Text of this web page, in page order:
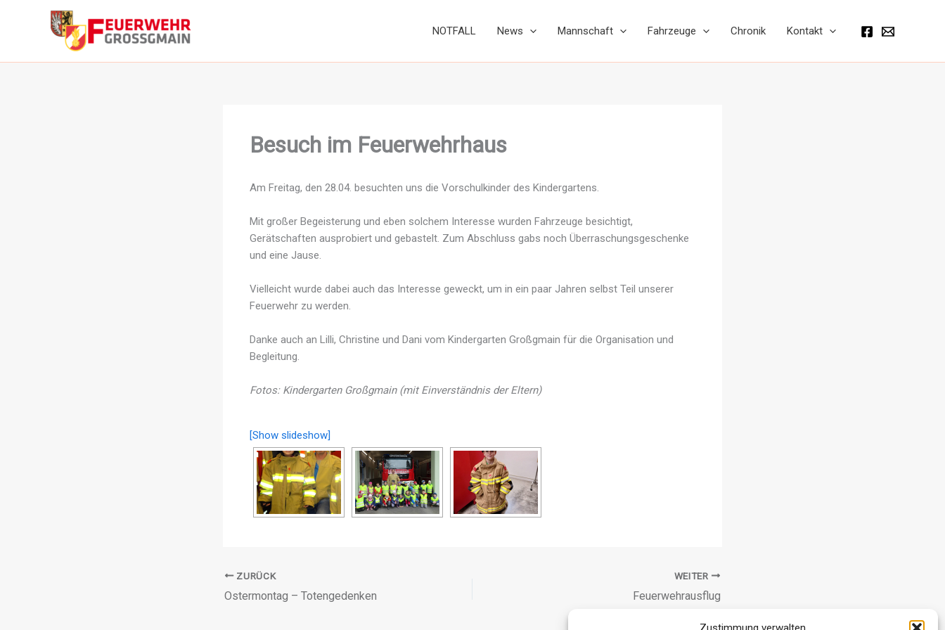
NOTFALL News Mannschaft Fahrzeuge Chronik Kontakt
Besuch im Feuerwehrhaus
Am Freitag, den 28.04. besuchten uns die Vorschulkinder des Kindergartens.
Mit großer Begeisterung und eben solchem Interesse wurden Fahrzeuge besichtigt,
Gerätschaften ausprobiert und gebastelt. Zum Abschluss gabs noch Überraschungsgeschenke
und eine Jause.
Vielleicht wurde dabei auch das Interesse geweckt, um in ein paar Jahren selbst Teil unserer
Feuerwehr zu werden.
Danke auch an Lilli, Christine und Dani vom Kindergarten Großgmain für die Organisation und
Begleitung.
Fotos: Kindergarten Großgmain (mit Einverständnis der Eltern)
[Show slideshow]
ZURÜCK
Ostermontag – Totengedenken
WEITER
Feuerwehrausflug